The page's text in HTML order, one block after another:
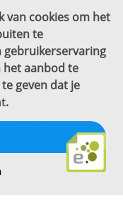
van cookies om het
te
gebruikerservaring
het aanbod te
geven dat je
.